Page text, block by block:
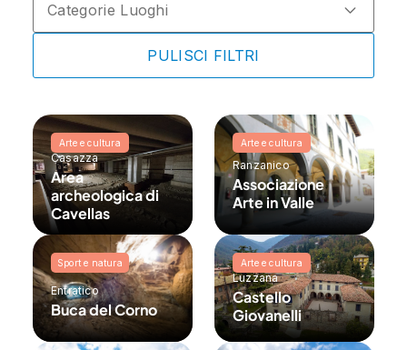
Categorie Luoghi
PULISCI FILTRI
Arte e cultura
Casazza
Area
archeologica di
Cavellas
Arte e cultura
Ranzanico
Associazione
Arte in Valle
Sport e natura
Entratico
Buca del Corno
Arte e cultura
Luzzana
Castello
Giovanelli